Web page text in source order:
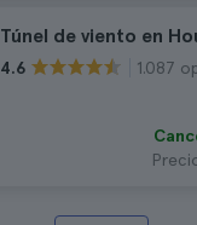
Túnel de viento en
4.6 1.087